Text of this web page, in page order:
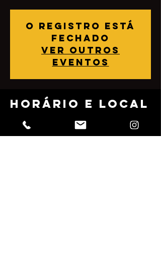
O registro está
fechado
Ver outros
eventos
Horário e local
06 mar 2022, 16:00
Dona Sonia, Rua Júlio Rebollo Perez, 489 -